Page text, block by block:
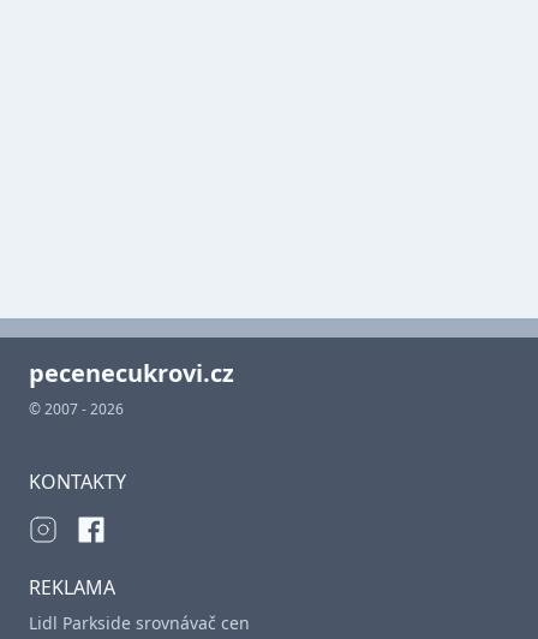
pecenecukrovi.cz
© 2007 - 2026
KONTAKTY
REKLAMA
Lidl Parkside srovnávač cen